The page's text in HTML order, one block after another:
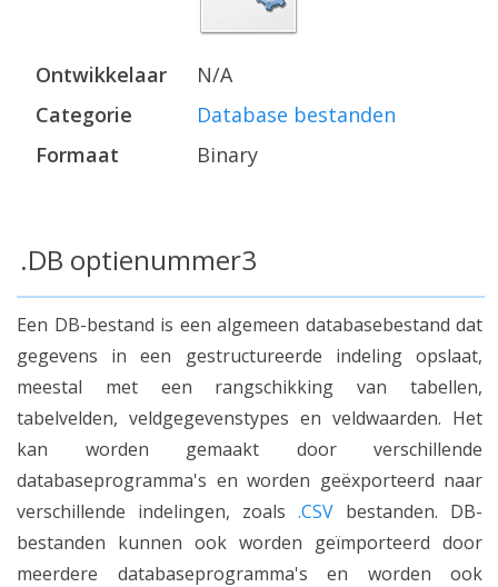
Ontwikkelaar
N/A
Categorie
Database bestanden
Formaat
Binary
.DB optienummer3
Een DB-bestand is een algemeen databasebestand dat
gegevens in een gestructureerde indeling opslaat,
meestal met een rangschikking van tabellen,
tabelvelden, veldgegevenstypes en veldwaarden. Het
kan worden gemaakt door verschillende
databaseprogramma's en worden geëxporteerd naar
verschillende indelingen, zoals .CSV bestanden. DB-
bestanden kunnen ook worden geïmporteerd door
meerdere databaseprogramma's en worden ook